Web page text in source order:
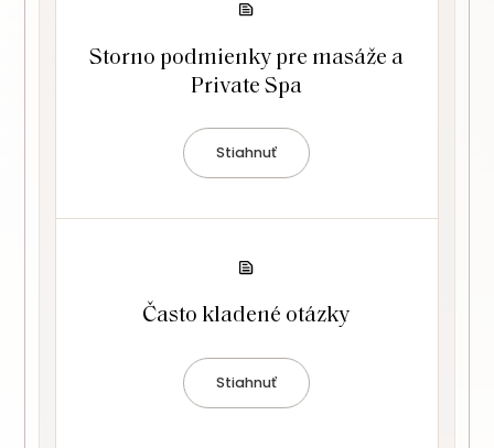
Storno podmienky pre masáže a
Private Spa
Stiahnuť
Často kladené otázky
Stiahnuť